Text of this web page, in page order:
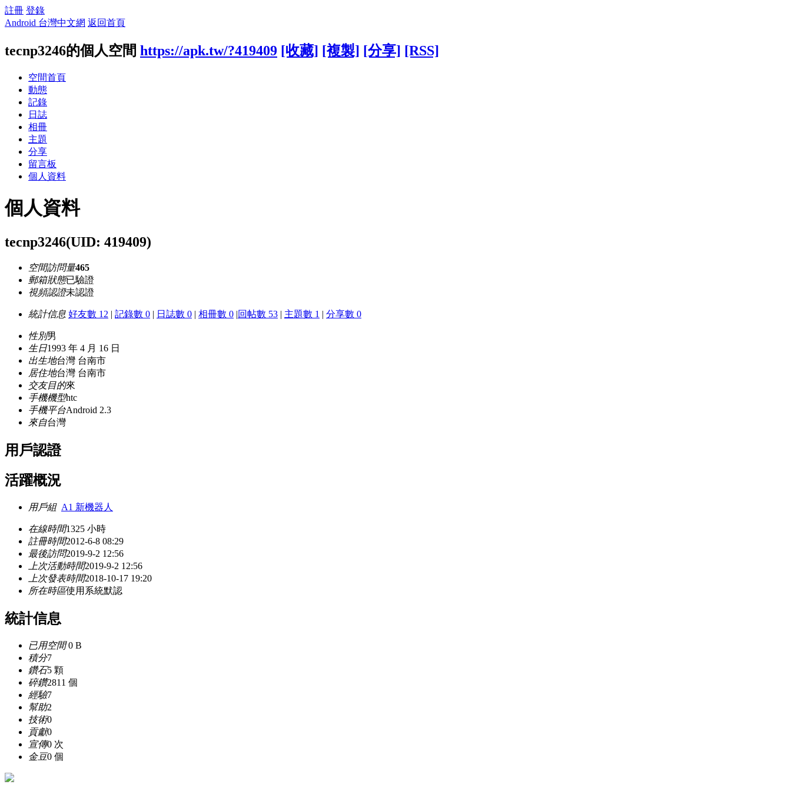
註冊 登錄
Android 台灣中文網 返回首頁
tecnp3246的個人空間 https://apk.tw/?419409 [收藏] [複製] [分享] [RSS]
空間首頁
動態
記錄
日誌
相冊
主題
分享
留言板
個人資料
個人資料
tecnp3246(UID: 419409)
空間訪問量465
郵箱狀態已驗證
視頻認證未認證
統計信息 好友數 12 | 記錄數 0 | 日誌數 0 | 相冊數 0 |回帖數 53 | 主題數 1 | 分享數 0
性別男
生日1993 年 4 月 16 日
出生地台灣 台南市
居住地台灣 台南市
交友目的來
手機機型htc
手機平台Android 2.3
來自台灣
用戶認證
活躍概況
用戶組 A1 新機器人
在線時間1325 小時
註冊時間2012-6-8 08:29
最後訪問2019-9-2 12:56
上次活動時間2019-9-2 12:56
上次發表時間2018-10-17 19:20
所在時區使用系統默認
統計信息
已用空間0 B
積分7
鑽石5 顆
碎鑽2811 個
經驗7
幫助2
技術0
貢獻0
宣傳0 次
金豆0 個